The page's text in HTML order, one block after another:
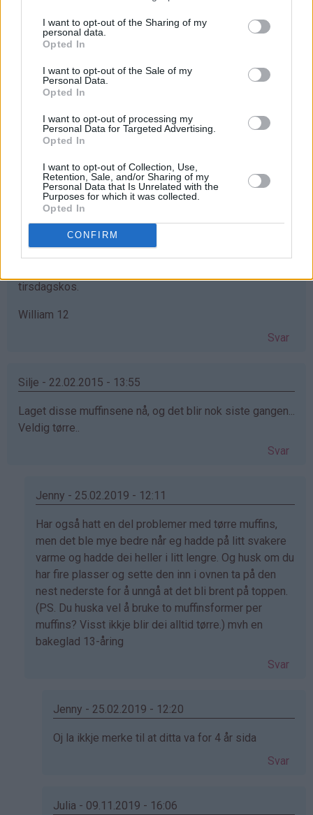
I want to opt-out of the Sharing of my
personal data.
Opted In
I want to opt-out of the Sale of my
Personal Data.
Opted In
I want to opt-out of processing my
Personal Data for Targeted Advertising.
Opted In
I want to opt-out of Collection, Use,
Retention, Sale, and/or Sharing of my
Personal Data that Is Unrelated with the
Purposes for which it was collected.
Opted In
CONFIRM
Som
svar
av
Jassi
bekreftet)
Hei eg er en bakeglad jente på snart13.
Denne oppskriften bruker eg fast når eg baker
oppskirften eg lagde røra så tok eg litt mer mjøl oppi
før eg delte den i 2skåler så tok eg konditorfarge i
❤️.så tok eg ei sil og silte litt melis over
dei=resultatet var velykka dette ska nok eg prøve
Svar
Marcus - 10.02.2015 - 17:12
tirsdagskos.
William 12
Svar
Silje - 22.02.2015 - 13:55
Laget disse muffinsene nå, og det blir nok siste gangen...
Veldig tørre..
Svar
Jenny - 25.02.2019 - 12:11
Som
svar
på
av
Silje
(ikke
bekreftet)
Har også hatt en del problemer med tørre muffins,
men det ble mye bedre når eg hadde på litt svakere
varme og hadde dei heller i litt lengre. Og husk om du
har fire plasser og sette den inn i ovnen ta på den
nest nederste for å unngå at det bli brent på toppen.
(PS. Du huska vel å bruke to muffinsformer per
muffins? Visst ikkje blir dei alltid tørre.) mvh en
bakeglad 13-åring
Svar
Jenny - 25.02.2019 - 12:20
Som
Jenny
Oj la ikkje merke til at ditta va for 4 år sida
Svar
Julia - 09.11.2019 - 16:06